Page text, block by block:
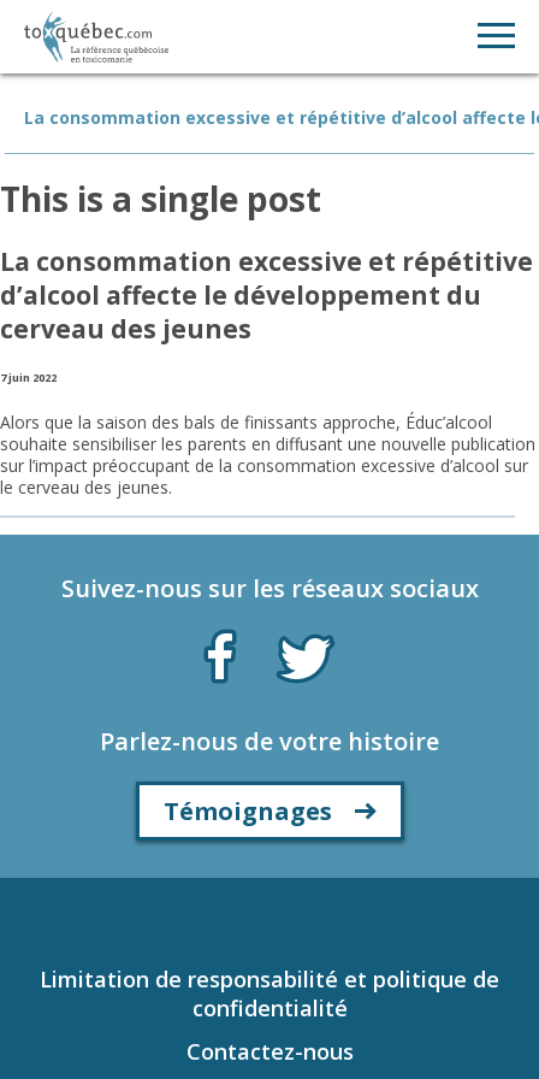
La consommation excessive et répétitive d’alcool affecte
This is a single post
La consommation excessive et répétitive
d’alcool affecte le développement du
cerveau des jeunes
7 juin 2022
Alors que la saison des bals de finissants approche, Éduc’alcool
souhaite sensibiliser les parents en diffusant une nouvelle publication
sur l’impact préoccupant de la consommation excessive d’alcool sur
le cerveau des jeunes.
Suivez-nous sur les réseaux sociaux
Parlez-nous de votre histoire
Témoignages
Limitation de responsabilité et politique de
confidentialité
Contactez-nous